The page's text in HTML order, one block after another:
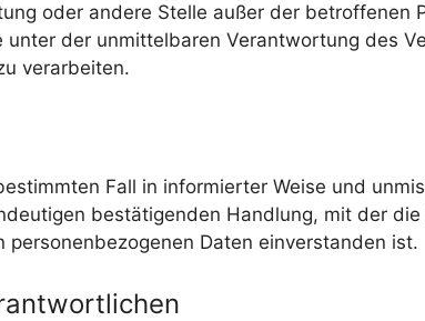
oder andere Stelle außer der betroffenen
der unmittelbaren Verantwortung des
verarbeiten.
Fall in informierter Weise und
bestätigenden Handlung, mit der
Daten einverstanden ist.